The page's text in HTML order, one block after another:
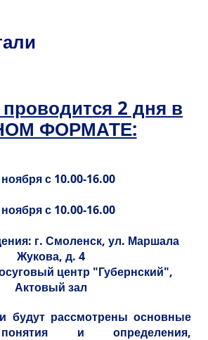
2 дня в
ФОРМАТЕ:
с 10.00-16.00
с 10.00-16.00
г. Смоленск, ул. Маршала
Жукова, д. 4
центр "Губернский",
Актовый зал
будут рассмотрены основные
и определения,